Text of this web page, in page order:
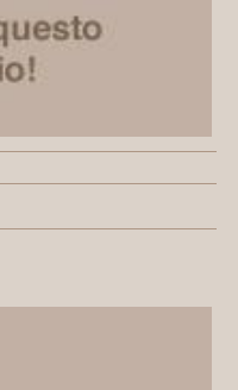
2 or more characters for